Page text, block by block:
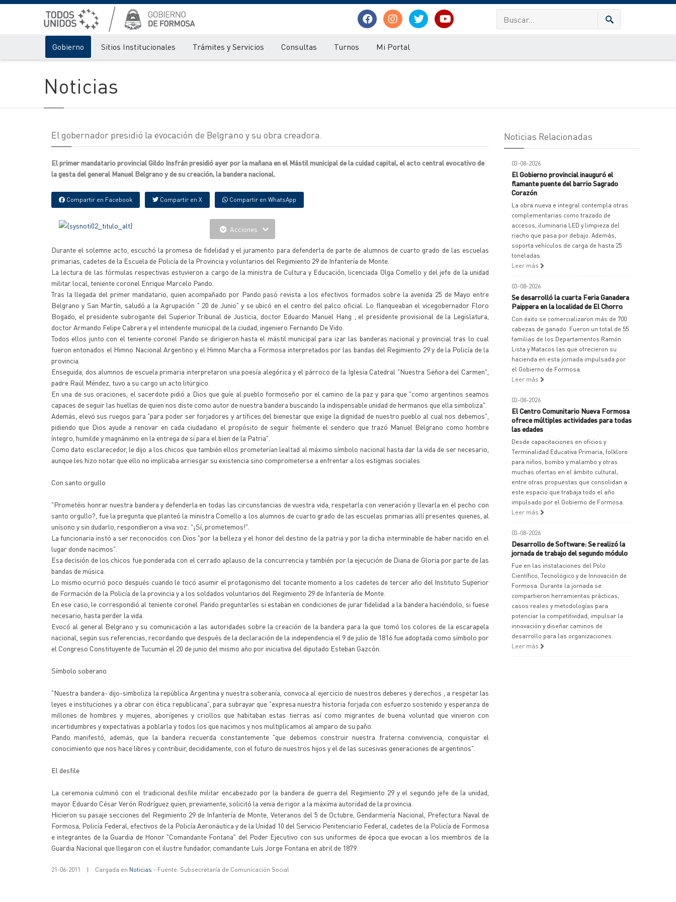
Gobierno Sitios Institucionales Trámites y Servicios Consultas Turnos Mi Portal
Noticias
El gobernador presidió la evocación de Belgrano y su obra creadora.
El primer mandatario provincial Gildo Insfrán presidió ayer por la mañana en el Mástil municipal de la cuidad capital, el acto central evocativo de
la gesta del general Manuel Belgrano y de su creación, la bandera nacional.
Compartir en Facebook Compartir en X Compartir en WhatsApp
Acciones
Durante el solemne acto, escuchó la promesa de fidelidad y el juramento para defenderla de parte de alumnos de cuarto grado de las escuelas
primarias, cadetes de la Escuela de Policía de la Provincia y voluntarios del Regimiento 29 de Infantería de Monte.
La lectura de las fórmulas respectivas estuvieron a cargo de la ministra de Cultura y Educación, licenciada Olga Comello y del jefe de la unidad
militar local, teniente coronel Enrique Marcelo Pando.
Tras la llegada del primer mandatario, quien acompañado por Pando pasó revista a los efectivos formados sobre la avenida 25 de Mayo entre
Belgrano y San Martín, saludó a la Agrupación " 20 de Junio" y se ubicó en el centro del palco oficial. Lo flanqueaban el vicegobernador Floro
Bogado, el presidente subrogante del Superior Tribunal de Justicia, doctor Eduardo Manuel Hang ; el presidente provisional de la Legislatura,
doctor Armando Felipe Cabrera y el intendente municipal de la ciudad, ingeniero Fernando De Vido.
Todos ellos junto con el teniente coronel Pando se dirigieron hasta el mástil municipal para izar las banderas nacional y provincial tras lo cual
fueron entonados el Himno Nacional Argentino y el Himno Marcha a Formosa interpretados por las bandas del Regimiento 29 y de la Policía de la
provincia.
Enseguida, dos alumnos de escuela primaria interpretaron una poesía alegórica y el párroco de la Iglesia Catedral "Nuestra Señora del Carmen",
padre Raúl Méndez, tuvo a su cargo un acto litúrgico.
En una de sus oraciones, el sacerdote pidió a Dios que guíe al pueblo formoseño por el camino de la paz y para que "como argentinos seamos
capaces de seguir las huellas de quien nos diste como autor de nuestra bandera buscando la indispensable unidad de hermanos que ella simboliza".
Además, elevó sus ruegos para "para poder ser forjadores y artífices del bienestar que exige la dignidad de nuestro pueblo al cual nos debemos",
pidiendo que Dios ayude a renovar en cada ciudadano el propósito de seguir fielmente el sendero que trazó Manuel Belgrano como hombre
íntegro, humilde y magnánimo en la entrega de sí para el bien de la Patria".
Como dato esclarecedor, le dijo a los chicos que también ellos prometerían lealtad al máximo símbolo nacional hasta dar la vida de ser necesario,
aunque les hizo notar que ello no implicaba arriesgar su existencia sino comprometerse a enfrentar a los estigmas sociales.
Con santo orgullo
"Prometéis honrar nuestra bandera y defenderla en todas las circunstancias de vuestra vida, respetarla con veneración y llevarla en el pecho con
santo orgullo?, fue la pregunta que planteó la ministra Comello a los alumnos de cuarto grado de las escuelas primarias allí presentes quienes, al
unísono y sin dudarlo, respondieron a viva voz: "¡Sí, prometemos!".
La funcionaria instó a ser reconocidos con Dios "por la belleza y el honor del destino de la patria y por la dicha interminable de haber nacido en el
lugar donde nacimos".
Esa decisión de los chicos fue ponderada con el cerrado aplauso de la concurrencia y también por la ejecución de Diana de Gloria por parte de las
bandas de música.
Lo mismo ocurrió poco después cuando le tocó asumir el protagonismo del tocante momento a los cadetes de tercer año del Instituto Superior
de Formación de la Policía de la provincia y a los soldados voluntarios del Regimiento 29 de Infantería de Monte.
En ese caso, le correspondió al teniente coronel Pando preguntarles si estaban en condiciones de jurar fidelidad a la bandera haciéndolo, si fuese
necesario, hasta perder la vida.
Evocó al general Belgrano y su comunicación a las autoridades sobre la creación de la bandera para la que tomó los colores de la escarapela
nacional, según sus referencias, recordando que después de la declaración de la independencia el 9 de julio de 1816 fue adoptada como símbolo por
el Congreso Constituyente de Tucumán el 20 de junio del mismo año por iniciativa del diputado Esteban Gazcón.
Símbolo soberano
"Nuestra bandera- dijo-simboliza la república Argentina y nuestra soberanía, convoca al ejercicio de nuestros deberes y derechos , a respetar las
leyes e instituciones y a obrar con ética republicana", para subrayar que "expresa nuestra historia forjada con esfuerzo sostenido y esperanza de
millones de hombres y mujeres, aborígenes y criollos que habitaban estas tierras así como migrantes de buena voluntad que vinieron con
incertidumbres y expectativas a poblarla y todos los que nacimos y nos multiplicamos al amparo de su paño.
Pando manifestó, además, que la bandera recuerda constantemente "que debemos construir nuestra fraterna convivencia, conquistar el
conocimiento que nos hace libres y contribuir, decididamente, con el futuro de nuestros hijos y el de las sucesivas generaciones de argentinos".
El desfile
La ceremonia culminó con el tradicional desfile militar encabezado por la bandera de guerra del Regimiento 29 y el segundo jefe de la unidad,
mayor Eduardo César Verón Rodríguez quien, previamente, solicitó la venia de rigor a la máxima autoridad de la provincia.
Hicieron su pasaje secciones del Regimiento 29 de Infantería de Monte, Veteranos del 5 de Octubre, Gendarmería Nacional, Prefectura Naval de
Formosa, Policía Federal, efectivos de la Policía Aeronáutica y de la Unidad 10 del Servicio Penitenciario Federal, cadetes de la Policía de Formosa
e integrantes de la Guardia de Honor "Comandante Fontana" del Poder Ejecutivo con sus uniformes de época que evocan a los miembros de la
Guardia Nacional que llegaron con el ilustre fundador, comandante Luís Jorge Fontana en abril de 1879.
21-06-2011 | Cargada en Noticias - Fuente: Subsecretaría de Comunicación Social
Noticias Relacionadas
03-08-2026
El Gobierno provincial inauguró el
flamante puente del barrio Sagrado
Corazón
La obra nueva e integral contempla otras
complementarias como trazado de
accesos, iluminaria LED y limpieza del
riacho que pasa por debajo. Además,
soporta vehículos de carga de hasta 25
toneladas.
Leer más
03-08-2026
Se desarrolló la cuarta Feria Ganadera
Paippera en la localidad de El Chorro
Con éxito se comercializaron más de 700
cabezas de ganado. Fueron un total de 55
familias de los Departamentos Ramón
Lista y Matacos las que ofrecieron su
hacienda en esta jornada impulsada por
el Gobierno de Formosa.
Leer más
03-08-2026
El Centro Comunitario Nueva Formosa
ofrece múltiples actividades para todas
las edades
Desde capacitaciones en oficios y
Terminalidad Educativa Primaria, folklore
para niños, bombo y malambo y otras
muchas ofertas en el ámbito cultural,
entre otras propuestas que consolidan a
este espacio que trabaja todo el año
impulsado por el Gobierno de Formosa.
Leer más
03-08-2026
Desarrollo de Software: Se realizó la
jornada de trabajo del segundo módulo
Fue en las instalaciones del Polo
Científico, Tecnológico y de Innovación de
Formosa. Durante la jornada se
compartieron herramientas prácticas,
casos reales y metodologías para
potenciar la competitividad, impulsar la
innovación y diseñar caminos de
desarrollo para las organizaciones.
Leer más